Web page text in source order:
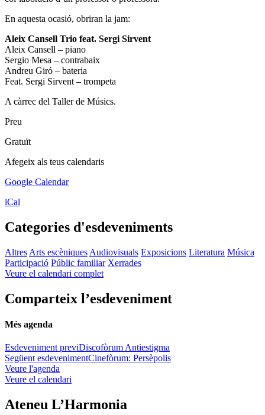
En aquesta ocasió, obriran la jam:
Aleix Cansell Trio feat. Sergi Sirvent
Aleix Cansell – piano
Sergio Mesa – contrabaix
Andreu Giró – bateria
Feat. Sergi Sirvent – trompeta
A càrrec del Taller de Músics.
Preu
Gratuït
Afegeix als teus calendaris
Google Calendar
iCal
Categories d'esdeveniments
Altres Arts escèniques Audiovisuals Exposicions Literatura Música
Participació Públic familiar Xerrades
Veure el calendari complet
Comparteix l’esdeveniment
Més agenda
Esdeveniment previDiscofòrum Antiestigma
Següent esdevenimentCinefòrum: Persèpolis
Veure l'agenda
Veure el calendari
Ateneu L’Harmonia